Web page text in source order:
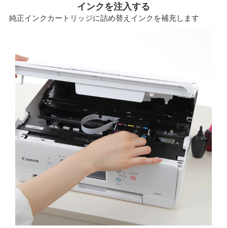
インクを注入する
純正インクカートリッジに詰め替えインクを補充します